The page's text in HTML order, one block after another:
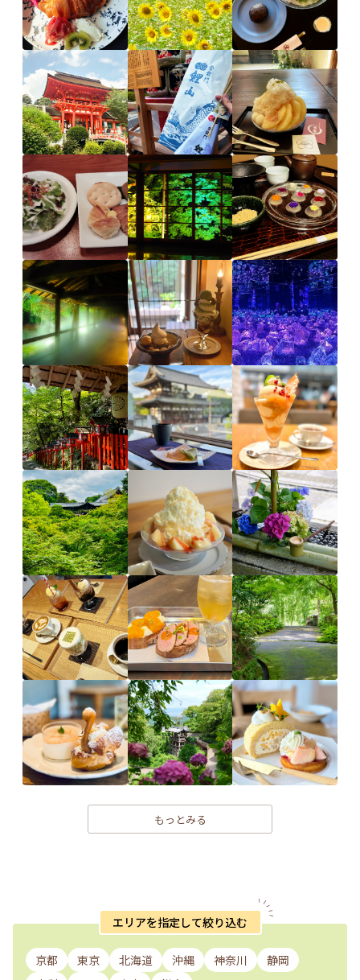
もっとみる
エリアを指定して絞り込む
京都 東京 北海道 沖縄 神奈川
静岡